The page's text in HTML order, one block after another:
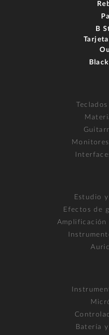
B
Estudio
Efectos de
Amplificación
Batería